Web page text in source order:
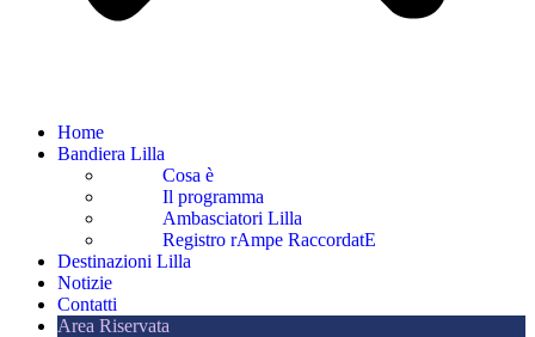
Home
Bandiera Lilla
Cosa è
Il programma
Ambasciatori Lilla
Registro rAmpe RaccordatE
Destinazioni Lilla
Notizie
Contatti
Area Riservata